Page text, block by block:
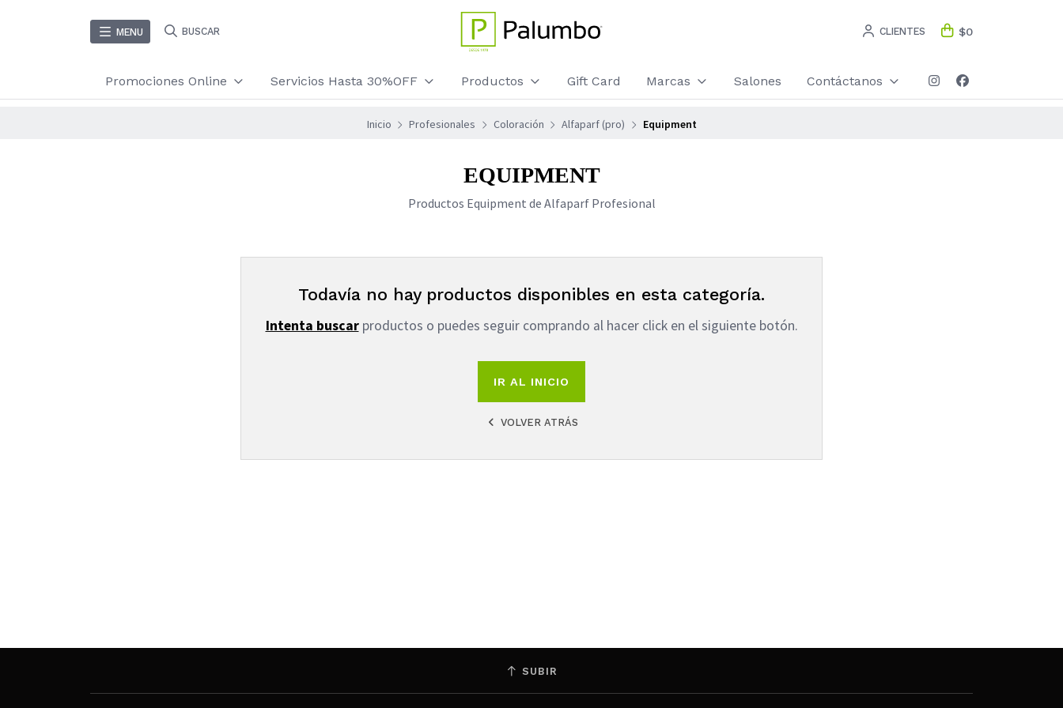
MENU BUSCAR CLIENTES $0
Promociones Online Servicios Hasta 30%OFF Productos Gift Card Marcas Salones Contáctanos
Inicio Profesionales Coloración Alfaparf (pro) Equipment
EQUIPMENT
Productos Equipment de Alfaparf Profesional
Todavía no hay productos disponibles en esta categoría.
Intenta buscarproductos o puedes seguir comprando al hacer click en el siguiente botón.
IR AL INICIO
VOLVER ATRÁS
SUBIR